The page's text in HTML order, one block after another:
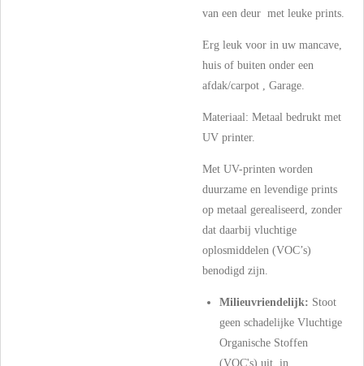
van een deur met leuke prints.
Erg leuk voor in uw mancave,
huis of buiten onder een
afdak/carpot , Garage.
Materiaal: Metaal bedrukt met
UV printer.
Met UV-printen worden
duurzame en levendige prints
op metaal gerealiseerd, zonder
dat daarbij vluchtige
oplosmiddelen (VOC’s)
benodigd zijn.
Milieuvriendelijk: Stoot
geen schadelijke Vluchtige
Organische Stoffen
(VOC's) uit, in